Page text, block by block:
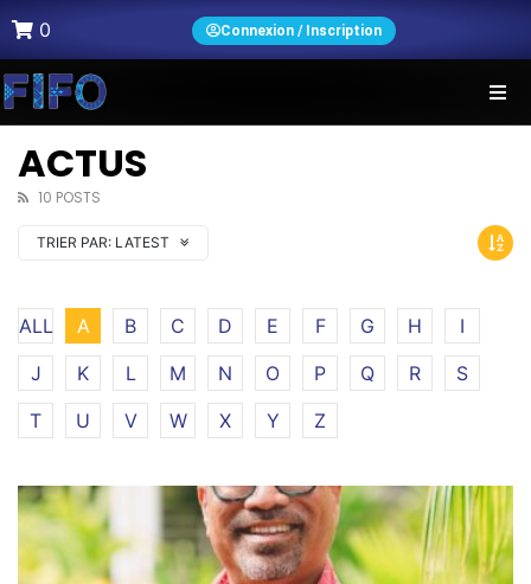
0 Connexion / Inscription
ACTUS
10 POSTS
TRIER PAR: LATEST
ALL A B C D E F G H
I
J
K L M N O P Q R
S
T
U V W X Y Z